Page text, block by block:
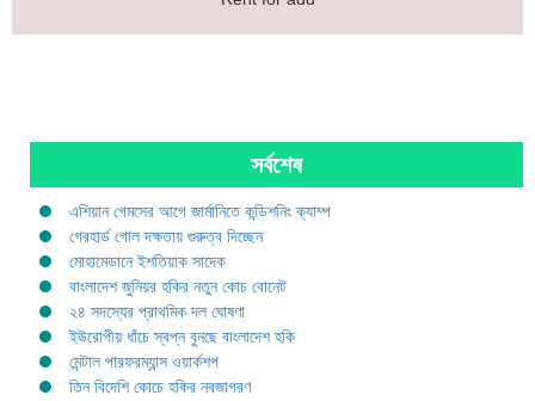
সর্বশেষ
এশিয়ান গেমসের আগে জার্মানিতে কন্ডিশনিং ক্যাম্প
গেরহার্ড গোল দক্ষতায় গুরুত্ব দিচ্ছেন
মোহামেডানে ইশতিয়াক সাদেক
বাংলাদেশ জুনিয়র হকির নতুন কোচ বোনেট
২৪ সদস্যের প্রাথমিক দল ঘোষণা
ইউরোপীয় ধাঁচে স্বপ্ন বুনছে বাংলাদেশ হকি
মেন্টাল পারফরম্যান্স ওয়ার্কশপ
তিন বিদেশি কোচে হকির নবজাগরণ